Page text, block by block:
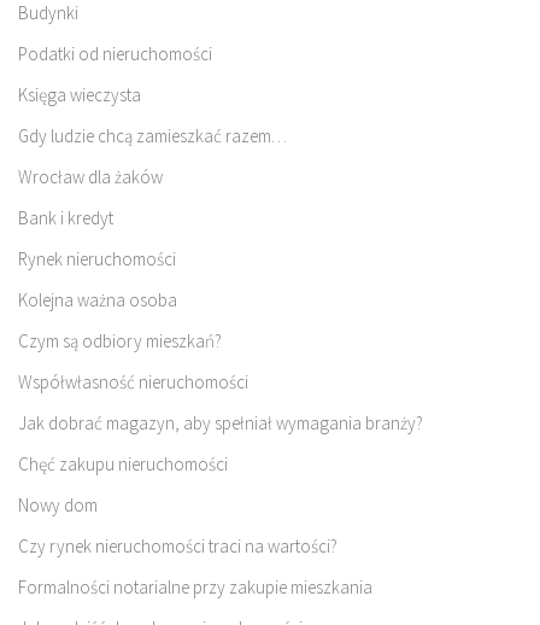
Budynki
Podatki od nieruchomości
Księga wieczysta
Gdy ludzie chcą zamieszkać razem…
Wrocław dla żaków
Bank i kredyt
Rynek nieruchomości
Kolejna ważna osoba
Czym są odbiory mieszkań?
Współwłasność nieruchomości
Jak dobrać magazyn, aby spełniał wymagania branży?
Chęć zakupu nieruchomości
Nowy dom
Czy rynek nieruchomości traci na wartości?
Formalności notarialne przy zakupie mieszkania